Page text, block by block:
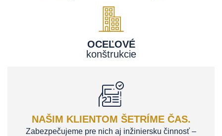
OCEĽOVÉ
konštrukcie
NAŠIM KLIENTOM ŠETRÍME ČAS.
Zabezpečujeme pre nich aj inžiniersku činnosť –